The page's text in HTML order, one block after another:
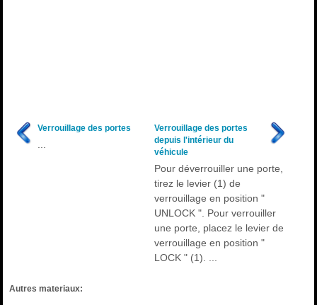
Verrouillage des portes
Verrouillage des portes
depuis l'intérieur du
véhicule
Pour déverrouiller une porte,
tirez le levier (1) de
verrouillage en position "
UNLOCK ". Pour verrouiller
une porte, placez le levier de
verrouillage en position "
LOCK " (1). ...
Autres materiaux: